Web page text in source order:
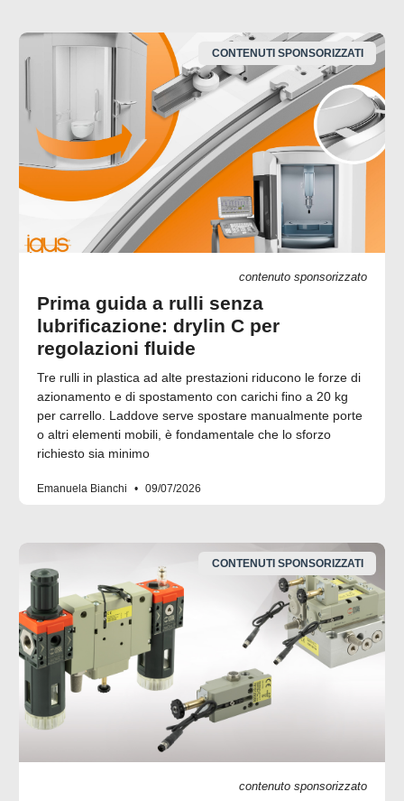
CONTENUTI SPONSORIZZATI
contenuto sponsorizzato
Prima guida a rulli senza
lubrificazione: drylin C per
regolazioni fluide
Tre rulli in plastica ad alte prestazioni riducono le forze di
azionamento e di spostamento con carichi fino a 20 kg
per carrello. Laddove serve spostare manualmente porte
o altri elementi mobili, è fondamentale che lo sforzo
richiesto sia minimo
Emanuela Bianchi 09/07/2026
CONTENUTI SPONSORIZZATI
contenuto sponsorizzato